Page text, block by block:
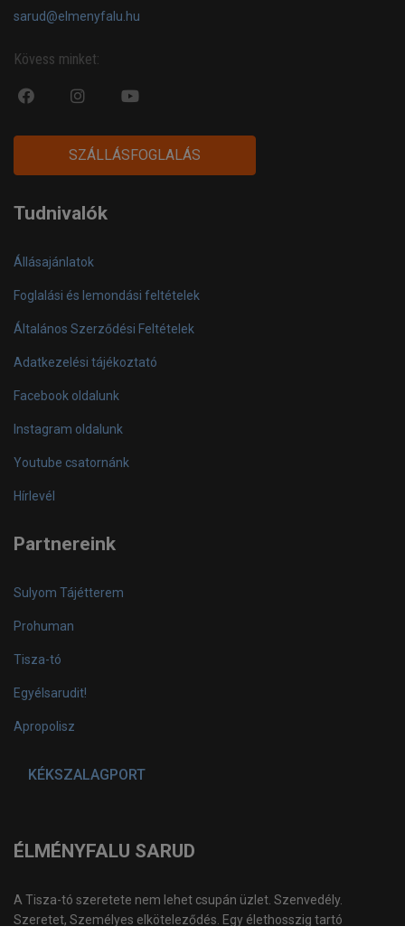
sarud@elmenyfalu.hu
Kövess minket:
fa
facebook-
official
instagram
fa
youtube-
play
SZÁLLÁSFOGLALÁS
Tudnivalók
Állásajánlatok
Foglalási és lemondási feltételek
Általános Szerződési Feltételek
Adatkezelési tájékoztató
Facebook oldalunk
Instagram oldalunk
Youtube csatornánk
Hírlevél
Partnereink
Sulyom Tájétterem
Prohuman
Tisza-tó
Egyélsarudit!
Apropolisz
KÉKSZALAGPORT
ÉLMÉNYFALU SARUD
A Tisza-tó szeretete nem lehet csupán üzlet. Szenvedély.
Szeretet, Személyes elköteleződés. Egy élethosszig tartó